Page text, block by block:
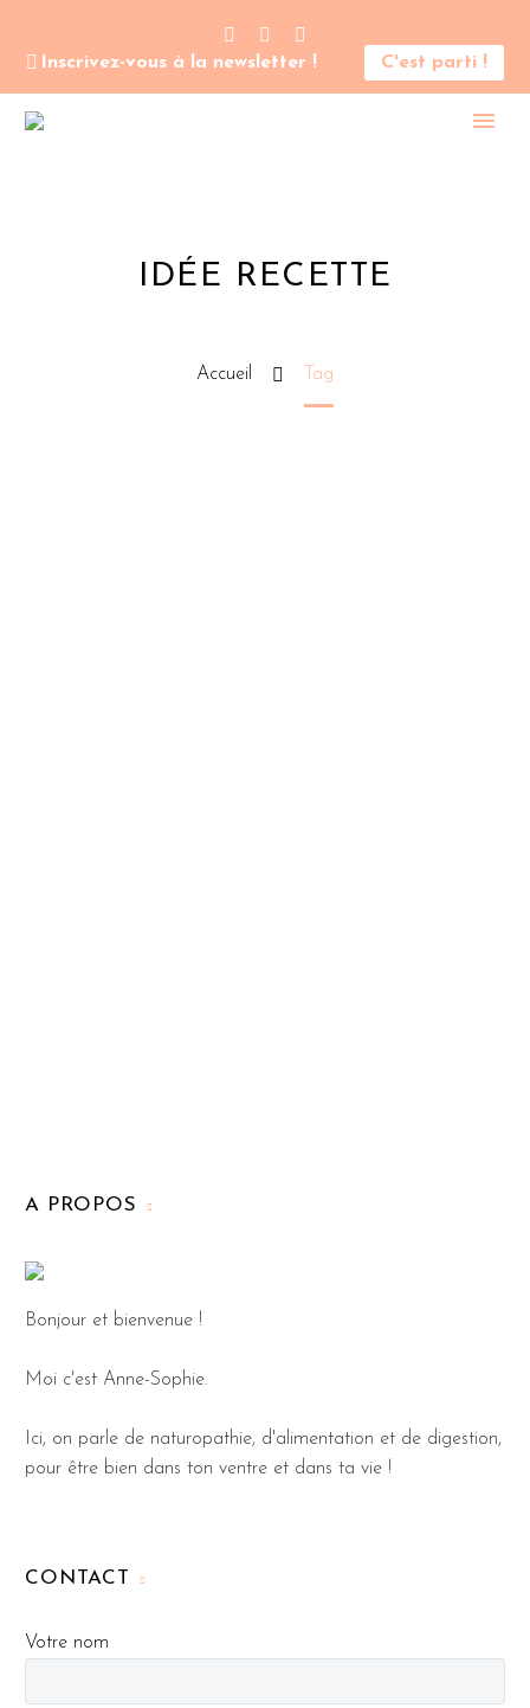
Inscrivez-vous à la newsletter ! C'est parti !
IDÉE RECETTE
Accueil Tag
A PROPOS
Bonjour et bienvenue !
Moi c'est Anne-Sophie.
Ici, on parle de naturopathie, d'alimentation et de digestion,
pour être bien dans ton ventre et dans ta vie !
CONTACT
Votre nom